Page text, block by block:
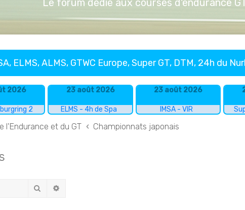
Le forum dédié aux courses d'endurance
ELMS, ALMS, GTWC Europe, Super GT, DTM, 24h du
2026
2
23 août 2026
ELMS - 4h de Spa
23 août 2026
IMSA - VIR
l'Endurance et du GT Championnats japonais
Rechercher